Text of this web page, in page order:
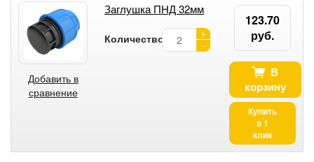
Добавить в
сравнение
Заглушка ПНД 32мм
Количество:
+
-
123.70
руб.
В
корзину
Купить
в 1
клик